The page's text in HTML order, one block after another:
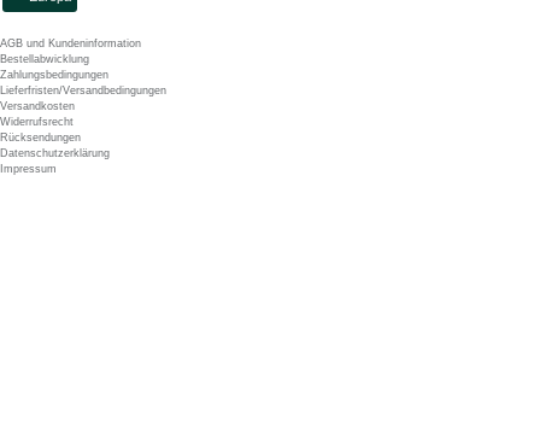
AGB und Kundeninformation
Bestellabwicklung
Zahlungsbedingungen
Lieferfristen/Versandbedingungen
Versandkosten
Widerrufsrecht
Rücksendungen
Datenschutzerklärung
Impressum